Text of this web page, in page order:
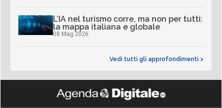
L’IA nel turismo corre, ma non per tutti:
la mappa italiana e globale
08 Mag 2026
Vedi tutti gli approfondimenti >